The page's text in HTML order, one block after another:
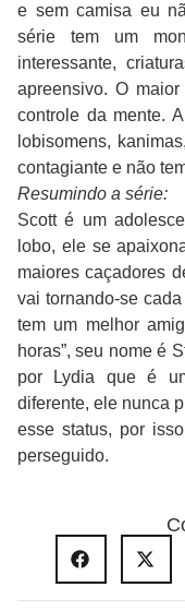
e sem camisa eu
série tem um
interessante,
apreensivo. O
controle da mente.
lobisomens,
contagiante e não
Resumindo a série:
Scott é um
lobo, ele se
maiores caçadores
vai tornando-se
tem um melhor
horas”, seu nome é
por Lydia que é
diferente, ele nunca
esse status, por
perseguido.